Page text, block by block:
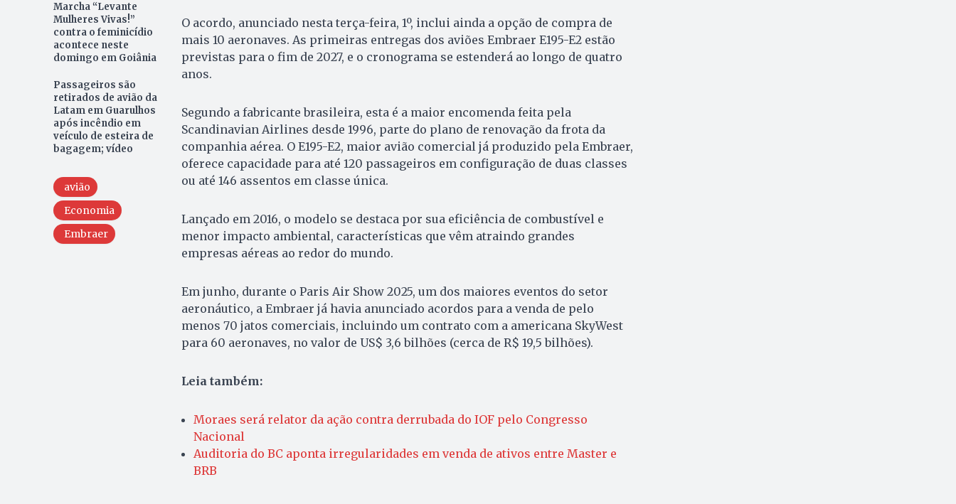
Marcha “Levante
Mulheres Vivas!”
contra o feminicídio
acontece neste
domingo em Goiânia
Passageiros são
retirados de avião da
Latam em Guarulhos
após incêndio em
veículo de esteira de
bagagem; vídeo
avião
Economia
Embraer
O acordo, anunciado nesta terça-feira, 1º, inclui ainda a opção de compra de
mais 10 aeronaves. As primeiras entregas dos aviões Embraer E195-E2 estão
previstas para o fim de 2027, e o cronograma se estenderá ao longo de quatro
anos.
Segundo a fabricante brasileira, esta é a maior encomenda feita pela
Scandinavian Airlines desde 1996, parte do plano de renovação da frota da
companhia aérea. O E195-E2, maior avião comercial já produzido pela Embraer,
oferece capacidade para até 120 passageiros em configuração de duas classes
ou até 146 assentos em classe única.
Lançado em 2016, o modelo se destaca por sua eficiência de combustível e
menor impacto ambiental, características que vêm atraindo grandes
empresas aéreas ao redor do mundo.
Em junho, durante o Paris Air Show 2025, um dos maiores eventos do setor
aeronáutico, a Embraer já havia anunciado acordos para a venda de pelo
menos 70 jatos comerciais, incluindo um contrato com a americana SkyWest
para 60 aeronaves, no valor de US$ 3,6 bilhões (cerca de R$ 19,5 bilhões).
Leia também:
Moraes será relator da ação contra derrubada do IOF pelo Congresso
Nacional
Auditoria do BC aponta irregularidades em venda de ativos entre Master e
BRB